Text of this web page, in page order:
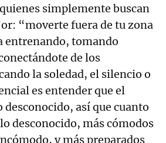
simplemente buscan
“moverte fuera de tu zona
entrenando, tomando
de los
la soledad, el silencio o
es entender que el
desconocido, así que cuanto
desconocido, más cómodos
y más preparados